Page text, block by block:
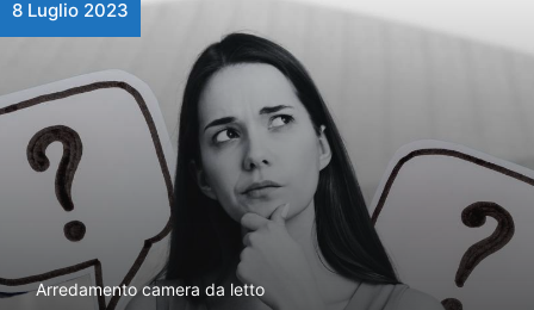
8 Luglio 2023
Arredamento camera da letto